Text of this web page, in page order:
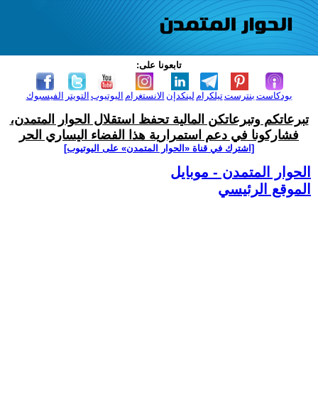
تابعونا على:
الفيسبوك التويتر اليوتيوب الانستغرام لينكدإن تيلكرامبنترست بودكاست
تبرعاتكم وتبرعاتكن المالية تحفظ استقلال الحوار المتمدن،
فشاركونا في دعم استمرارية هذا الفضاء اليساري الحر
[اشترك في قناة ‫«الحوار المتمدن» على اليوتيوب]
الحوار المتمدن - موبايل
الموقع الرئيسي